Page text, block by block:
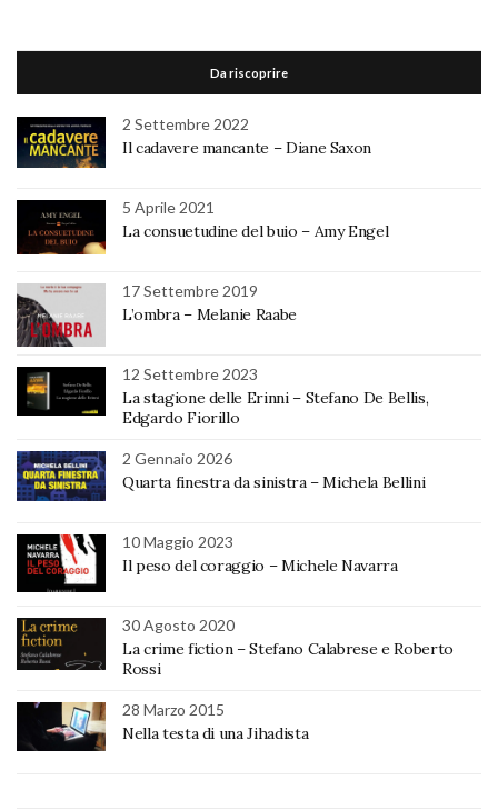
Da riscoprire
2 Settembre 2022
Il cadavere mancante – Diane Saxon
5 Aprile 2021
La consuetudine del buio – Amy Engel
17 Settembre 2019
L’ombra – Melanie Raabe
12 Settembre 2023
La stagione delle Erinni – Stefano De Bellis,
Edgardo Fiorillo
2 Gennaio 2026
Quarta finestra da sinistra – Michela Bellini
10 Maggio 2023
Il peso del coraggio – Michele Navarra
30 Agosto 2020
La crime fiction – Stefano Calabrese e Roberto
Rossi
28 Marzo 2015
Nella testa di una Jihadista